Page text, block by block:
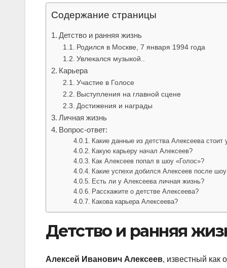
Содержание страницы
Детство и ранняя жизнь
Родился в Москве, 7 января 1994 года
Увлекался музыкой..
Карьера
Участие в Голосе
Выступления на главной сцене
Достижения и награды
Личная жизнь
Вопрос-ответ:
Какие данные из детства Алексеева стоит
Какую карьеру начал Алексеев?
Как Алексеев попал в шоу «Голос»?
Какие успехи добился Алексеев после
Есть ли у Алексеева личная жизнь?
Расскажите о детстве Алексеева?
Какова карьера Алексеева?
Детство и ранняя
Алексей Иванович Алексеев, известный как